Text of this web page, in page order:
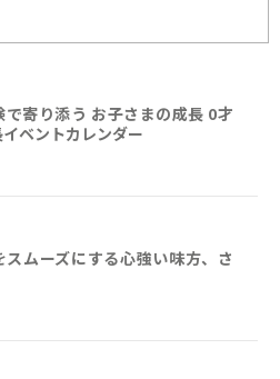
で寄り添う お子さまの成長 0才
ベントカレンダー
スムーズにする心強い味方、さ